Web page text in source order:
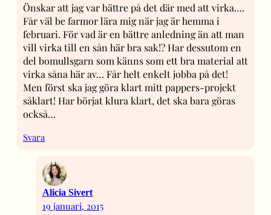
Önskar att jag var bättre på det där med att virka….
Får väl be farmor lära mig när jag är hemma i
februari. För vad är en bättre anledning än att man
vill virka till en sån här bra sak!? Har dessutom en
del bomullsgarn som känns som ett bra material att
virka såna här av… Får helt enkelt jobba på det!
Men först ska jag göra klart mitt pappers-projekt
såklart! Har börjat klura klart, det ska bara göras
också…
Svara
Alicia Sivert
19 januari, 2015